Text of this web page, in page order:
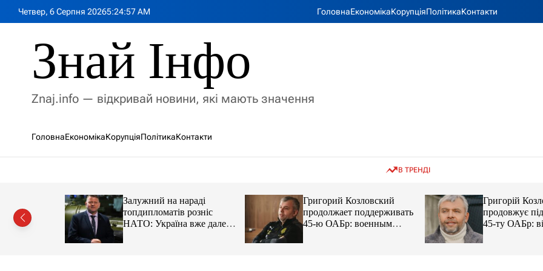
Четвер, 6 Серпня 20265:24:59AM ГоловнаЕкономікаКорупціяПолітикаКонтакти
Знай Інфо
Znaj.info — відкривай новини, які мають значення
ГоловнаЕкономікаКорупціяПолітикаКонтакти
В ТРЕНДІ
Залужний на нараді
топдипломатів розніс
НАТО: Україна вже далеко
попереду
Григорий Козловский
продолжает поддерживать
45-ю ОАБр: военным
передали электробайки
Григорій
продовжує
45-ту ОАБр:
передали